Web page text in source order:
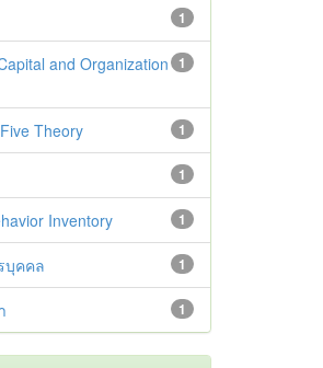
1
1
and Organization
1
Theory
1
1
Inventory
1
บุคคล
1